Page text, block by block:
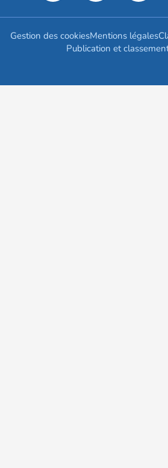
Gestion des cookiesMentions légales
Publication et